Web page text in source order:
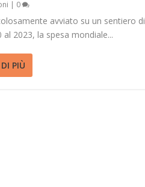
| 0
avviato su un sentiero di
al 2023, la spesa mondiale...
PIÙ